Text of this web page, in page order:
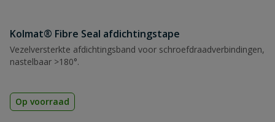
Kolmat® Fibre Seal afdichtingstape
Vezelversterkte afdichtingsband voor schroefdraadverbindingen,
nastelbaar >180°.
Op voorraad